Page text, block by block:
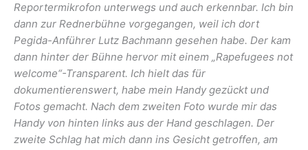
Reportermikrofon unterwegs und auch erkennbar. Ich bin
dann zur Rednerbühne vorgegangen, weil ich dort
Pegida-Anführer Lutz Bachmann gesehen habe. Der kam
dann hinter der Bühne hervor mit einem „Rapefugees not
welcome“-Transparent. Ich hielt das für
dokumentierenswert, habe mein Handy gezückt und
Fotos gemacht. Nach dem zweiten Foto wurde mir das
Handy von hinten links aus der Hand geschlagen. Der
zweite Schlag hat mich dann ins Gesicht getroffen, am